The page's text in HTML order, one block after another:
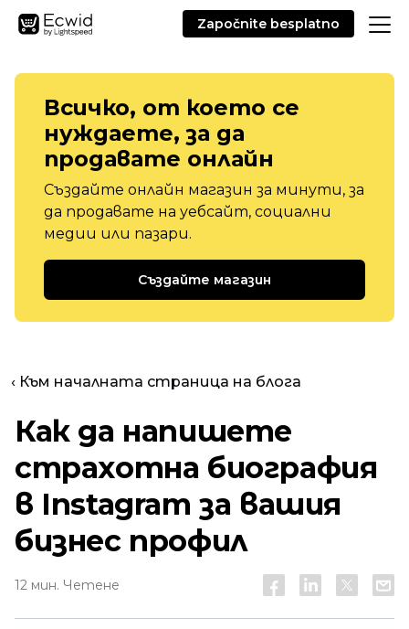
Započnite besplatno
Всичко, от което се
нуждаете, за да
продавате онлайн
Създайте онлайн магазин за минути, за
да продавате на уебсайт, социални
медии или пазари.
Създайте магазин
‹ Към началната страница на блога
Как да напишете
страхотна биография
в Instagram за вашия
бизнес профил
12 мин. Четене